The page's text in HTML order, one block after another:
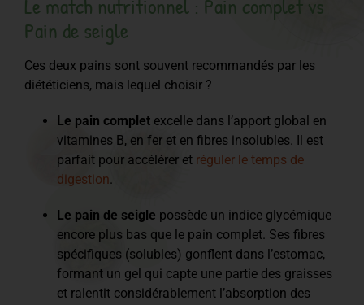
Le match nutritionnel : Pain complet vs
Pain de seigle
Ces deux pains sont souvent recommandés par les
diététiciens, mais lequel choisir ?
Le pain complet excelle dans l’apport global en
vitamines B, en fer et en fibres insolubles. Il est
parfait pour accélérer et réguler le temps de
digestion.
Le pain de seigle possède un indice glycémique
encore plus bas que le pain complet. Ses fibres
spécifiques (solubles) gonflent dans l’estomac,
formant un gel qui capte une partie des graisses
et ralentit considérablement l’absorption des